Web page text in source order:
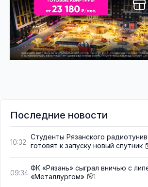
Последние новости
10:32
Студенты Рязанского
готовят к запуску новый спутник
09:34
ФК «Рязань» сыграл вничью с
«Металлургом»